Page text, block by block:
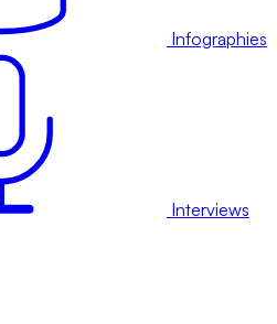
Infographies
Interviews